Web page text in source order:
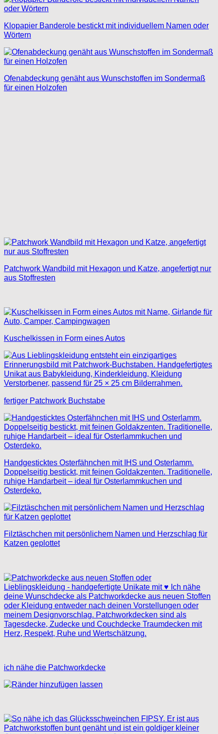
Klopapier Banderole bestickt mit individuellem Namen oder
Wörtern
Ofenabdeckung genäht aus Wunschstoffen im Sondermaß
für einen Holzofen
Patchwork Wandbild mit Hexagon und Katze, angefertigt nur
aus Stoffresten
Kuschelkissen in Form eines Autos
fertiger Patchwork Buchstabe
Handgesticktes Osterfähnchen mit IHS und Osterlamm.
Doppelseitig bestickt, mit feinen Goldakzenten. Traditionelle,
ruhige Handarbeit – ideal für Osterlammkuchen und
Osterdeko.
Filztäschchen mit persönlichem Namen und Herzschlag für
Katzen geplottet
ich nähe die Patchworkdecke